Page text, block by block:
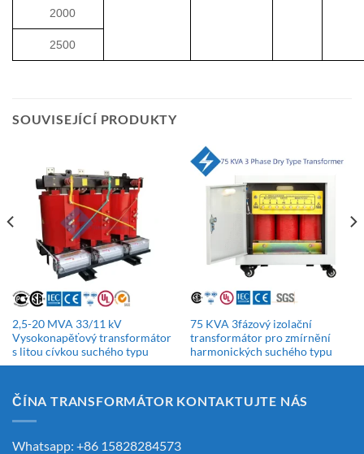
2000
2500
SOUVISEJÍCÍ PRODUKTY
2,5-20 MVA 33/11 kV
Vysokonapěťový transformátor
s litou cívkou suchého typu
75 KVA 3fázový izolační
transformátor pro zmírnění
harmonických suchého typu
ČÍNA TRANSFORMÁTOR KONTAKTUJTE NÁS
Whatsapp: +86 15828284573